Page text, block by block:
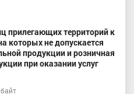
прилегающих территорий к
которых не допускается
продукции и розничная
при оказании услуг